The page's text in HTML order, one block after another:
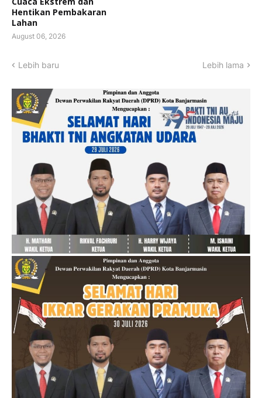
Hentikan Pembakaran
Lahan
August 06, 2026
Lebih baru Lebih lama